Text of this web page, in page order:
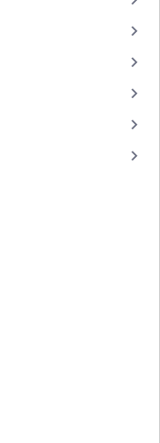
keyboard_arrow_right
keyboard_arrow_right
keyboard_arrow_right
keyboard_arrow_right
keyboard_arrow_right